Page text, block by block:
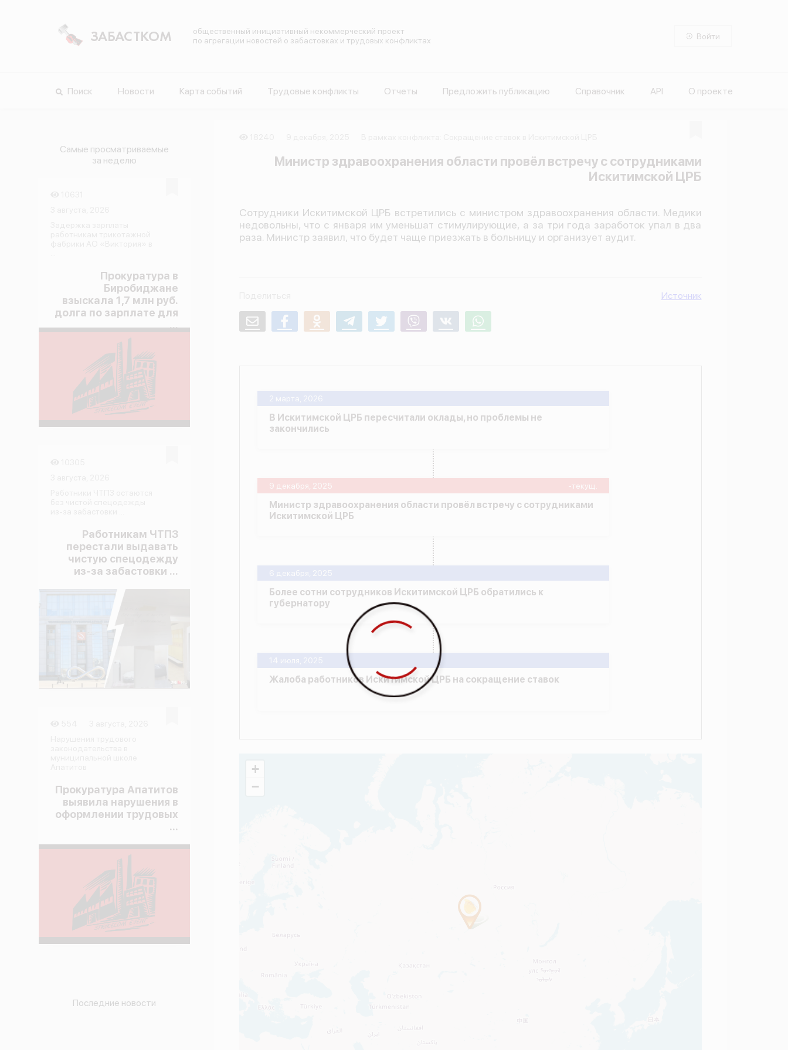
ЗАБАСТКОМ
общественный инициативный некоммерческий проект
по агрегации новостей о забастовках и трудовых конфликтах
Войти
Поиск Новости Карта событий Трудовые конфликты Отчеты Предложить публикацию Справочник API О проекте
Самые просматриваемые
за неделю
Прокуратура в
Биробиджане
взыскала 1,7 млн руб.
долга по зарплате для
...
Работникам ЧТПЗ
перестали выдавать
чистую спецодежду
из-за забастовки ...
Прокуратура Апатитов
выявила нарушения в
оформлении трудовых
...
Последние новости
Министр здравоохранения области провёл встречу с сотрудниками
Искитимской ЦРБ
Сотрудники Искитимской ЦРБ встретились с министром здравоохранения области. Медики
недовольны, что с января им уменьшат стимулирующие, а за три года заработок упал в два
раза. Министр заявил, что будет чаще приезжать в больницу и организует аудит.
Email FacebookOdnoklassnikiTelegram Twitter Viber Whatsapp
Источник
14 июля, 2025
Жалоба работников Искитимской ЦРБ на сокращение ставок
6 декабря, 2025
Более сотни сотрудников Искитимской ЦРБ обратились к
губернатору
9 декабря, 2025 -текущ.
Министр здравоохранения области провёл встречу с сотрудниками
Искитимской ЦРБ
2 марта, 2026
В Искитимской ЦРБ пересчитали оклады, но проблемы не
закончились
+
−